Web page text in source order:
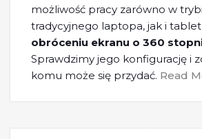
możliwość pracy zarówno w
tradycyjnego laptopa, jak i
obróceniu ekranu o 360
Sprawdzimy jego konfigurację i
komu może się przydać. Read